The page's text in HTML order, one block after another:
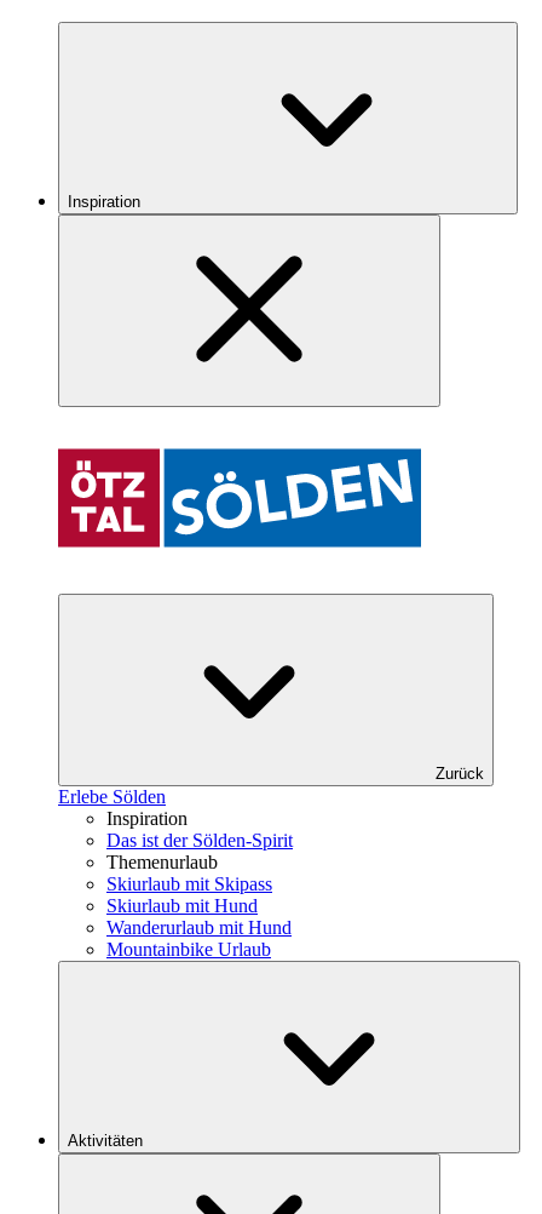
Inspiration
Zurück
Erlebe Sölden
Inspiration
Das ist der Sölden-Spirit
Themenurlaub
Skiurlaub mit Skipass
Skiurlaub mit Hund
Wanderurlaub mit Hund
Mountainbike Urlaub
Aktivitäten